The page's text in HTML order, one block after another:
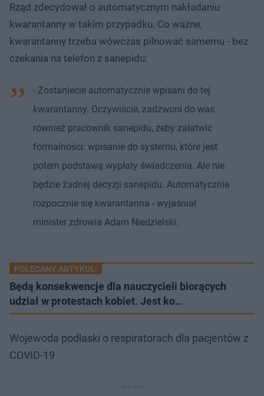
Rząd zdecydował o automatycznym nakładaniu
kwarantanny w takim przypadku. Co ważne,
kwarantanny trzeba wówczas pilnować samemu - bez
czekania na telefon z sanepidu:
- Zostaniecie automatycznie wpisani do tej
kwarantanny. Oczywiście, zadzwoni do was
również pracownik sanepidu, żeby załatwić
formalności: wpisanie do systemu, które jest
potem podstawą wypłaty świadczenia. Ale nie
będzie żadnej decyzji sanepidu. Automatycznie
rozpocznie się kwarantanna - wyjaśniał
minister zdrowia Adam Niedzielski.
POLECANY ARTYKUŁ:
Będą konsekwencje dla nauczycieli biorących
udział w protestach kobiet. Jest ko…
Wojewoda podlaski o respiratorach dla pacjentów z
COVID-19